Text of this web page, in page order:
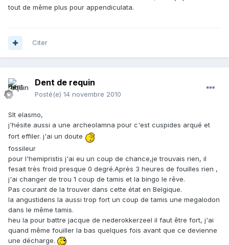
tout de même plus pour appendiculata.
Citer
Dent de requin
Posté(e) 14 novembre 2010
Slt elasmo,
j'hésite aussi a une archeolamna pour c'est cuspides arqué et
fort effiler. j'ai un doute
fossileur
pour l'hemipristis j'ai eu un coup de chance,je trouvais rien, il
fesait très froid presque 0 degré.Après 3 heures de fouilles rien ,
j'ai changer de trou 1 coup de tamis et la bingo le rêve.
Pas courant de la trouver dans cette état en Belgique.
la angustidens la aussi trop fort un coup de tamis une megalodon
dans le même tamis.
heu la pour battre jacque de nederokkerzeel il faut être fort, j'ai
quand même fouiller la bas quelques fois avant que ce devienne
une décharge.